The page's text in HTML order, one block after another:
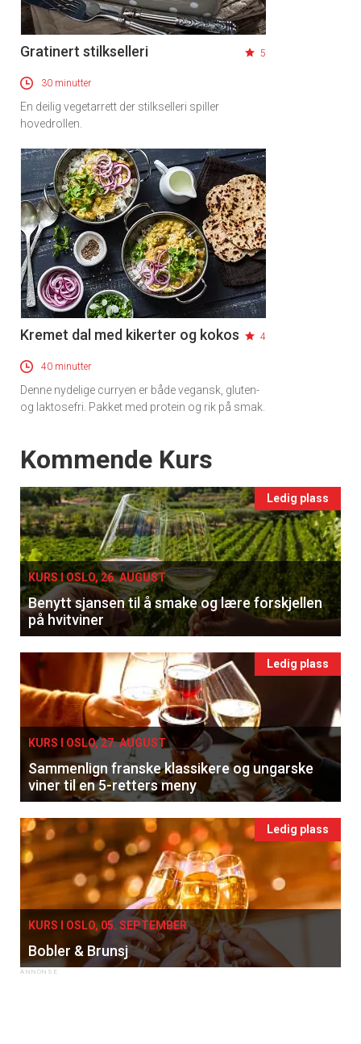
Gratinert stilkselleri 5
30 minutter
En deilig vegetarrett der stilkselleri spiller
hovedrollen.
Kremet dal med kikerter og kokos 4
40 minutter
Denne nydelige curryen er både vegansk, gluten-
og laktosefri. Pakket med protein og rik på smak.
Events
Kommende Kurs
Ledig plass
KURS I OSLO, 26. AUGUST
Benytt sjansen til å smake og lære forskjellen
på hvitviner
Ledig plass
KURS I OSLO, 27. AUGUST
Sammenlign franske klassikere og ungarske
viner til en 5-retters meny
Ledig plass
KURS I OSLO, 05. SEPTEMBER
Bobler & Brunsj